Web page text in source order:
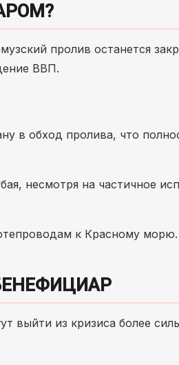
пролив останется
ВВП.
в обход пролива, что
несмотря на частичное
к Красному морю.
выйти из кризиса более